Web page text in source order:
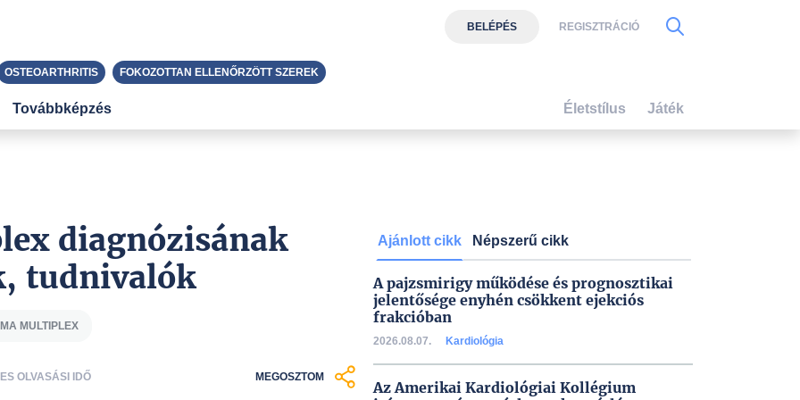
diagnózisának
tudnivalók
MULTIPLEX
OLVASÁSI IDŐ MEGOSZTOM
Ajánlott cikk Népszerű cikk
A pajzsmirigy működése és prognosztikai
jelentősége enyhén csökkent ejekciós
frakcióban
2026.08.07. Kardiológia
Az Amerikai Kardiológiai Kollégium
BELÉPÉS REGISZTRÁCIÓ
OSTEOARTHRITIS FOKOZOTTAN ELLENŐRZÖTT SZEREK
Továbbképzés Életstílus Játék